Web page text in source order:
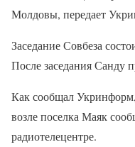
Молдовы, передает
Заседание Совбеза
После заседания Санду
Как сообщал
возле поселка Маяк
радиотелецентре.